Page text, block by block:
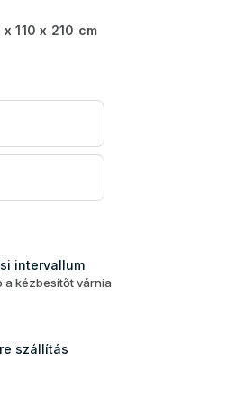
x 110 x 210 cm
intervallum
a kézbesítőt várnia
szállítás